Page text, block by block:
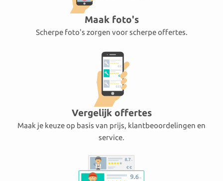
Maak foto's
Scherpe foto's zorgen voor scherpe offertes.
Vergelijk offertes
Maak je keuze op basis van prijs, klantbeoordelingen en
service.